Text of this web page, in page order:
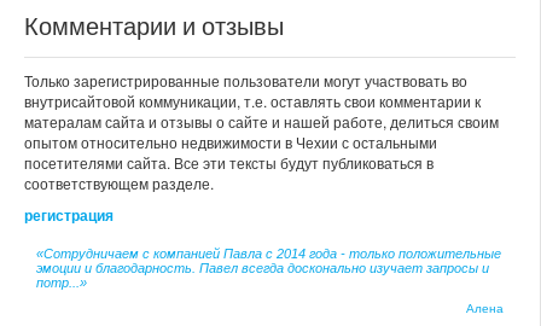
Комментарии и отзывы
Только зарегистрированные пользователи могут участвовать во
внутрисайтовой коммуникации, т.е. оставлять свои комментарии к
матералам сайта и отзывы о сайте и нашей работе, делиться своим
опытом относительно недвижимости в Чехии с остальными
посетителями сайта. Все эти тексты будут публиковаться в
соответствующем разделе.
регистрация
«Сотрудничаем с компанией Павла с 2014 года - только положительные
эмоции и благодарность. Павел всегда досконально изучает запросы и
потр...»
Алена